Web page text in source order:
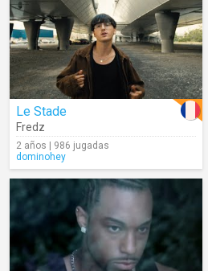
Le Stade
Fredz
2 años | 986 jugadas
dominohey